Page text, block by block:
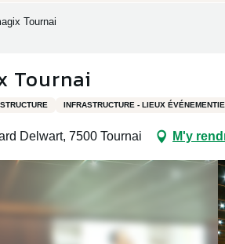
& sa
région
et activités
du
Hainaut
Le
Tournai
Tournai
INFRASTRUCTURE - LIEUX
Delwart, 7500 Tournai M'y